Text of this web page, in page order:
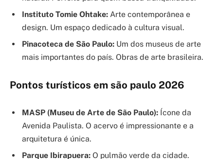
Instituto Tomie Ohtake: Arte contemporânea e
design. Um espaço dedicado à cultura visual.
Pinacoteca de São Paulo: Um dos museus de arte
mais importantes do país. Obras de arte brasileira.
Pontos turísticos em são paulo 2026
MASP (Museu de Arte de São Paulo): Ícone da
Avenida Paulista. O acervo é impressionante e a
arquitetura é única.
Parque Ibirapuera: O pulmão verde da cidade.